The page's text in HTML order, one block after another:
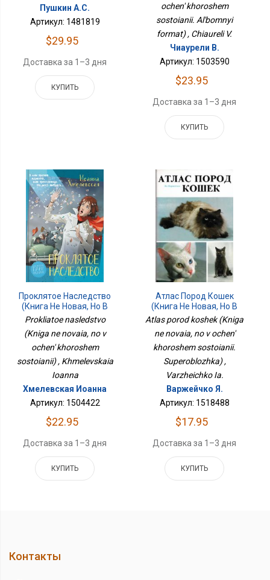
Пушкин А.С.
Артикул: 1481819
$29.95
Доставка за 1–3 дня
КУПИТЬ
ochen' khoroshem
sostoianii. Al'bomnyi
format) , Chiaureli V.
Чиаурели В.
Артикул: 1503590
$23.95
Доставка за 1–3 дня
КУПИТЬ
Проклятое Наследство
(Книга Не Новая, Но В
Очень Хорошем
Prokliatoe nasledstvo
(Kniga ne novaia, no v
ochen' khoroshem
sostoianii) , Khmelevskaia
Ioanna
Хмелевская Иоанна
Артикул: 1504422
$22.95
Доставка за 1–3 дня
КУПИТЬ
Атлас Пород Кошек
(Книга Не Новая, Но В
Очень Хорошем
Суперобложка)
Atlas porod koshek (Kniga
ne novaia, no v ochen'
khoroshem sostoianii.
Superoblozhka) ,
Varzheichko Ia.
Варжейчко Я.
Артикул: 1518488
$17.95
Доставка за 1–3 дня
КУПИТЬ
Контакты